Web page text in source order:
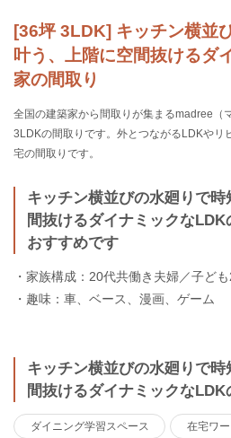
[36坪 3LDK] キッチン横並
叶う、上階に空間抜けるダ
家の間取り
全国の建築家から間取りが集まるmadree（
3LDKの間取りです。外とつながるLDKやリ
宅の間取りです。
キッチン横並びの水廻りで
間抜けるダイナミックな
おすすめです
・家族構成：20代共働き夫婦／子ど
・趣味：車、ベース、漫画、ゲーム
キッチン横並びの水廻りで
間抜けるダイナミックな
ダイニング学習スペース 在宅ワ